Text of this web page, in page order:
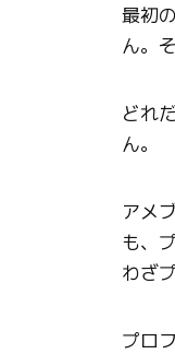
最初
ん。
どれ
ん。
アメ
も、
わざ
プロ